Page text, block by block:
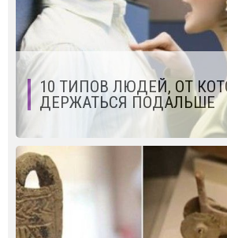
10 ТИПОВ ЛЮДЕЙ, ОТ
ДЕРЖАТЬСЯ ПОДАЛЬШЕ